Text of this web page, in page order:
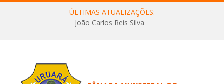
ÚLTIMAS ATUALIZAÇÕES:
João Carlos Reis Silva